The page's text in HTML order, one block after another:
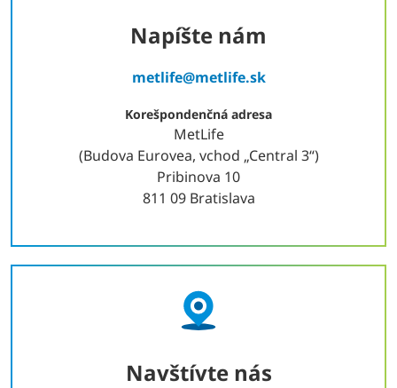
Napíšte nám
metlife@metlife.sk
Korešpondenčná adresa
MetLife
(Budova Eurovea, vchod „Central 3“)
Pribinova 10
811 09 Bratislava
Navštívte nás